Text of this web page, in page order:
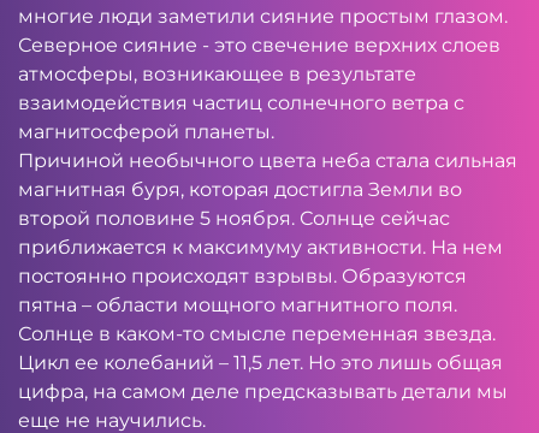
многие люди заметили сияние простым глазом.
Северное сияние - это свечение верхних слоев
атмосферы, возникающее в результате
взаимодействия частиц солнечного ветра с
магнитосферой планеты.
Причиной необычного цвета неба стала сильная
магнитная буря, которая достигла Земли во
второй половине 5 ноября. Солнце сейчас
приближается к максимуму активности. На нем
постоянно происходят взрывы. Образуются
пятна – области мощного магнитного поля.
Солнце в каком-то смысле переменная звезда.
Цикл ее колебаний – 11,5 лет. Но это лишь общая
цифра, на самом деле предсказывать детали мы
еще не научились.